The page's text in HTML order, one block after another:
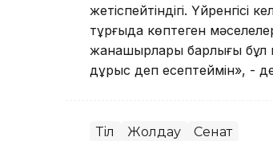
жетіспейтіндігі. Үйренгісі
тұрғыда көптеген
жанашырлары барлығы бұл
дұрыс деп есептеймін», -
Тіл Жолдау Сенат